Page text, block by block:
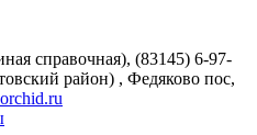
справочная), (83145) 6-97-
район) , Федяково пос,